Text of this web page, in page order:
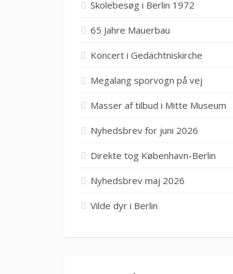
Skolebesøg i Berlin 1972
65 Jahre Mauerbau
Koncert i Gedächtniskirche
Megalang sporvogn på vej
Masser af tilbud i Mitte Museum
Nyhedsbrev for juni 2026
Direkte tog København-Berlin
Nyhedsbrev maj 2026
Vilde dyr i Berlin